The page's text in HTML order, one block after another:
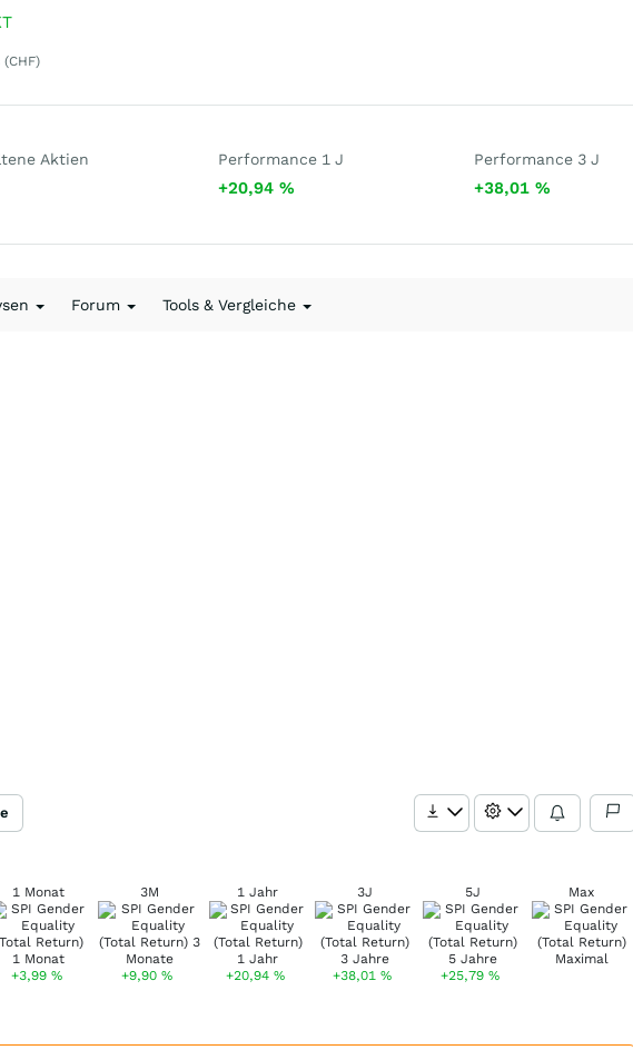
Aktien Performance 1 J
+20,94 %
Performance 3 J
+38,01 %
Forum Tools & Vergleiche
1 Monat
+3,99 %
3M
+9,90%
1 Jahr
+20,94%
3J
+38,01%
5J
+25,79%
Max